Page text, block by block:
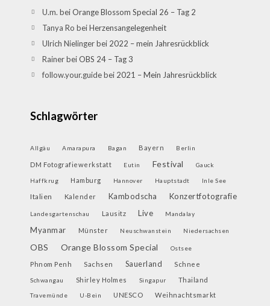
U.m. beiOrange Blossom Special 26 – Tag 2
Tanya Ro beiHerzensangelegenheit
Ulrich Nielingerbei 2022 – mein Jahresrückblick
RainerbeiOBS 24 – Tag 3
follow.your.guidebei 2021 – Mein Jahresrückblick
Schlagwörter
Allgäu Amarapura Bagan Bayern Berlin
DM Fotografiewerkstatt Eutin Festival Gauck
Haffkrug Hamburg Hannover Hauptstadt Inle See
Italien Kalender Kambodscha Konzertfotografie
Landesgartenschau Lausitz Live Mandalay
Myanmar Münster Neuschwanstein Niedersachsen
OBS Orange Blossom Special Ostsee
Phnom Penh Sachsen Sauerland Schnee
Schwangau Shirley Holmes Singapur Thailand
Travemünde U-Bein UNESCO Weihnachtsmarkt